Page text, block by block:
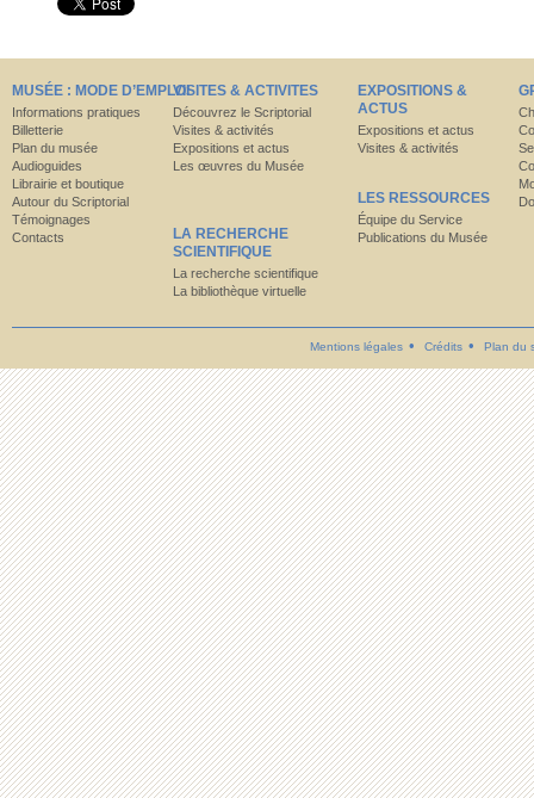
MUSÉE : MODE D’EMPLOI
Informations pratiques
Billetterie
Plan du musée
Audioguides
Librairie et boutique
Autour du Scriptorial
Témoignages
Contacts
VISITES & ACTIVITES
Découvrez le Scriptorial
Visites & activités
Expositions et actus
Les œuvres du Musée
LA RECHERCHE
SCIENTIFIQUE
La recherche scientifique
La bibliothèque virtuelle
EXPOSITIONS &
ACTUS
Expositions et actus
Visites & activités
LES RESSOURCES
Équipe du Service
Publications du Musée
Mentions légales Crédits Plan du